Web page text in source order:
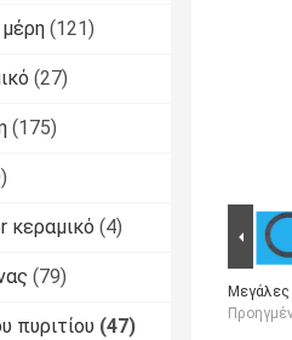
μέρη (121)
(27)
(175)
κεραμικό (4)
(79)
πυριτίου (47)
Μεγάλες